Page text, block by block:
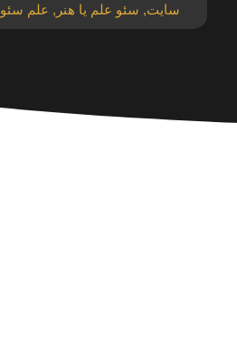
سایت, سئو علم یا هنر , علم سئو